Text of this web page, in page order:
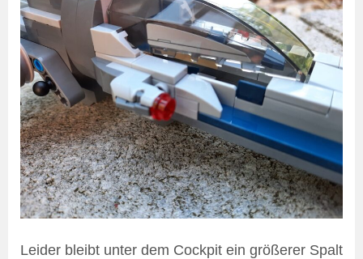
Leider bleibt unter dem Cockpit ein größerer Spalt